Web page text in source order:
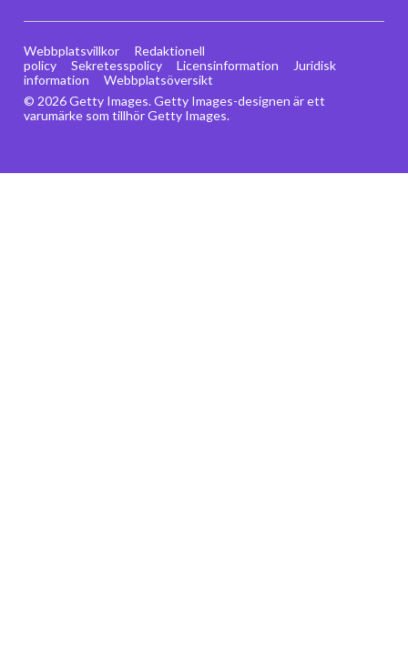
© 2026 Getty Images. Getty Images-designen är ett
varumärke som tillhör Getty Images.
Webbplatsvillkor
Redaktionell
policy
Sekretesspolicy Licensinformation
Juridisk
information
Webbplatsöversikt